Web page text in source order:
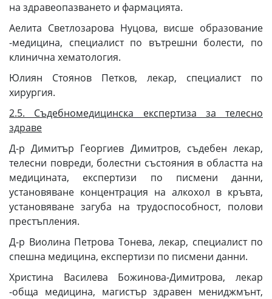
на здравеопазването и фармацията.
Аелита Светлозарова Нуцова, висше образование
-медицина, специалист по вътрешни болести, по
клинична хематология.
Юлиян Стоянов Петков, лекар, специалист по
хирургия.
2.5. Съдебномедицинска експертиза за телесно
здраве
Д-р Димитър Георгиев Димитров, съдебен лекар,
телесни повреди, болестни състояния в областта на
медицината, експертизи по писмени данни,
установяване концентрация на алкохол в кръвта,
установяване загуба на трудоспособност, полови
престъпления.
Д-р Виолина Петрова Тонева, лекар, специалист по
спешна медицина, експертизи по писмени данни.
Христина Василева Божинова-Димитрова, лекар
-обща медицина, магистър здравен мениджмънт,